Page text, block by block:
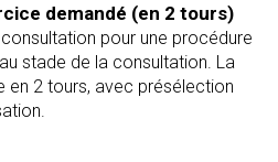
demandé (en 2 tours)
pour une procédure
stade de la consultation. La
en 2 tours, avec présélection